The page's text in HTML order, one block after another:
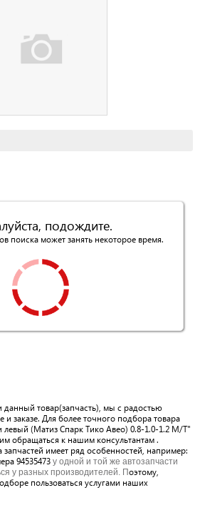
подождите.
поиска может занять некоторое время.
данный товар(запчасть), мы с радостью
заказе. Для более точного подбора товара
(Матиз Спарк Тико Авео) 0.8-1.0-1.2 М/Т"
обращаться к нашим консультантам .
имеет ряд особенностей, например:
94535473 у одной и той же автозапчасти
у разных производителей. Поэтому,
пользоваться услугами наших